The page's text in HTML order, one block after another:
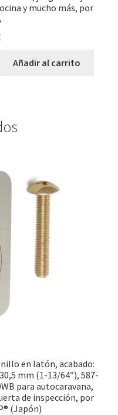
y mucho más, por
Añadir al carrito
en latón, acabado:
mm (1-13/64″), 587-
para autocaravana,
de inspección, por
(Japón)